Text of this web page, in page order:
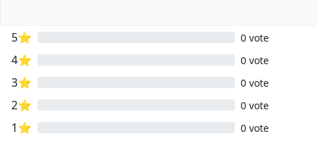
5⭐ 0 vote
4⭐ 0 vote
3⭐ 0 vote
2⭐ 0 vote
1⭐ 0 vote